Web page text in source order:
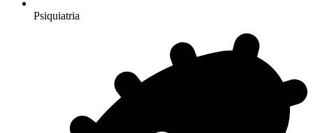
Psiquiatria